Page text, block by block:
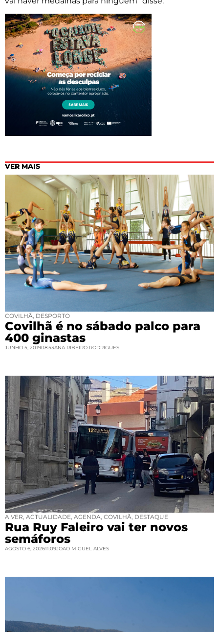
VER MAIS
COVILHÃ DESPORTO
Covilhã é no sábado palco para
400 ginastas
JUNHO 5, 201908:53ANA RIBEIRO RODRIGUES
A VER ACTUALIDADE AGENDA COVILHÃ DESTAQUE
Rua Ruy Faleiro vai ter novos
semáforos
AGOSTO 6, 202611:09JOAO MIGUEL ALVES